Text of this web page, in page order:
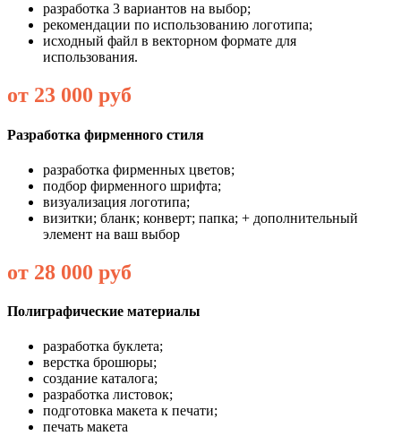
разработка 3 вариантов на выбор;
рекомендации по использованию логотипа;
исходный файл в векторном формате для
использования.
от 23 000 руб
Разработка фирменного стиля
разработка фирменных цветов;
подбор фирменного шрифта;
визуализация логотипа;
визитки; бланк; конверт; папка; + дополнительный
элемент на ваш выбор
от 28 000 руб
Полиграфические материалы
разработка буклета;
верстка брошюры;
создание каталога;
разработка листовок;
подготовка макета к печати;
печать макета